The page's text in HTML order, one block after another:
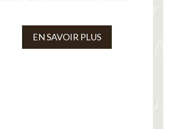
EN SAVOIR PLUS